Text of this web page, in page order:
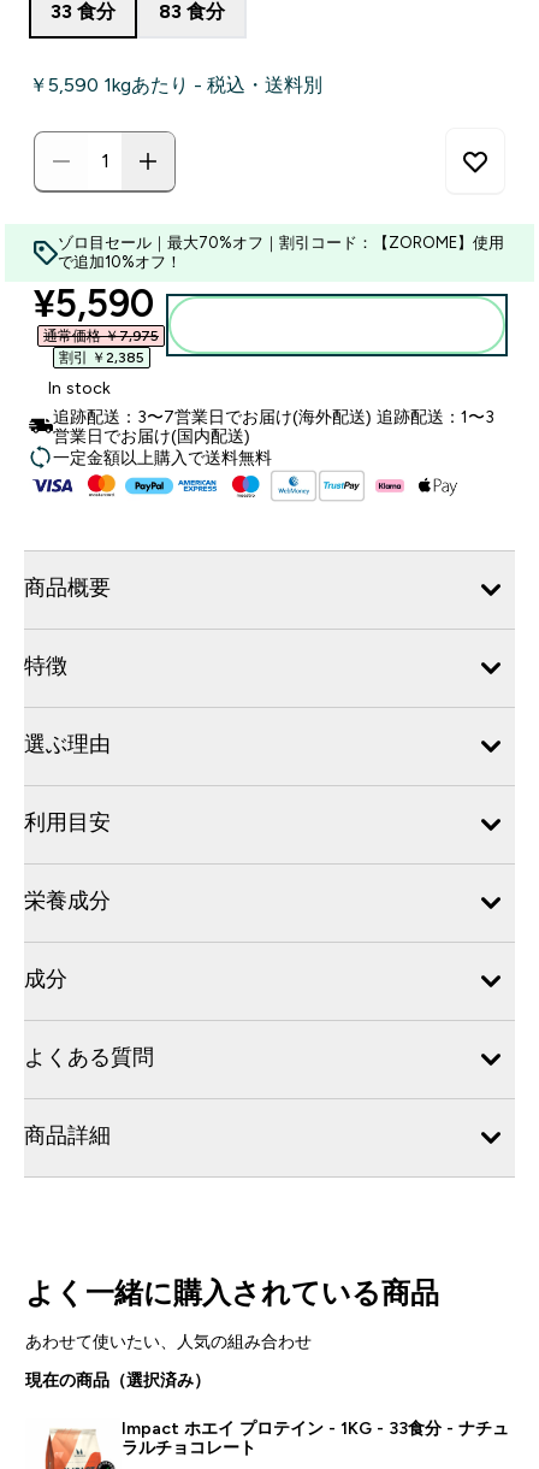
33 食分 83 食分
￥5,590‎ 1kgあたり - 税込・送料別
ゾロ目セール｜最大70%オフ｜割引コード：【ZOROME】使用
で追加10%オフ！
discounted price
¥5,590‎
通常価格 ￥7,975‎
割引 ￥2,385‎
In stock
追跡配送：3〜7営業日でお届け(海外配送) 追跡配送：1〜3
営業日でお届け(国内配送)
一定金額以上購入で送料無料
商品概要
特徴
選ぶ理由
利用目安
栄養成分
成分
よくある質問
商品詳細
よく一緒に購入されている商品
あわせて使いたい、人気の組み合わせ
現在の商品（選択済み）
Impact ホエイ プロテイン - 1KG - 33食分 - ナチュ
ラルチョコレート